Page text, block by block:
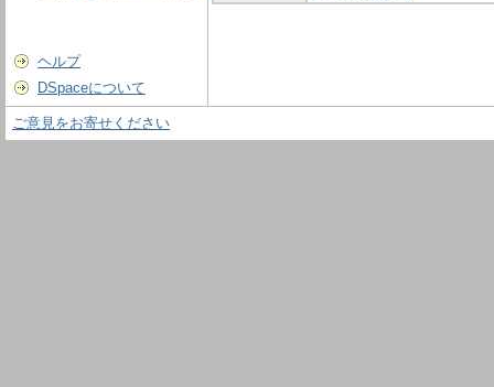
ヘルプ
DSpaceについて
ご意見をお寄せください